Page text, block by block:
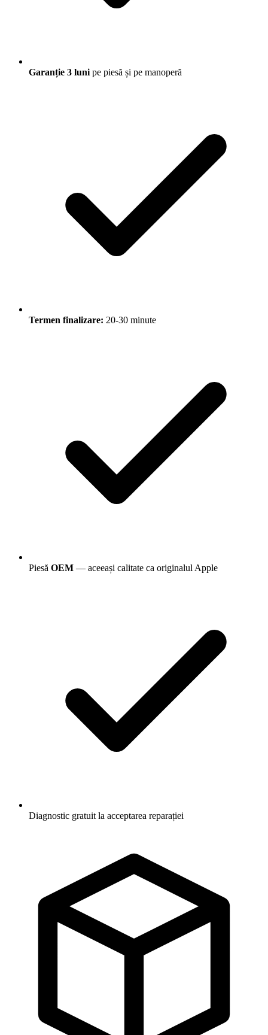
Garanție 3 luni pe piesă și pe manoperă
Termen finalizare: 20-30 minute
Piesă OEM — aceeași calitate ca originalul Apple
Diagnostic gratuit la acceptarea reparației